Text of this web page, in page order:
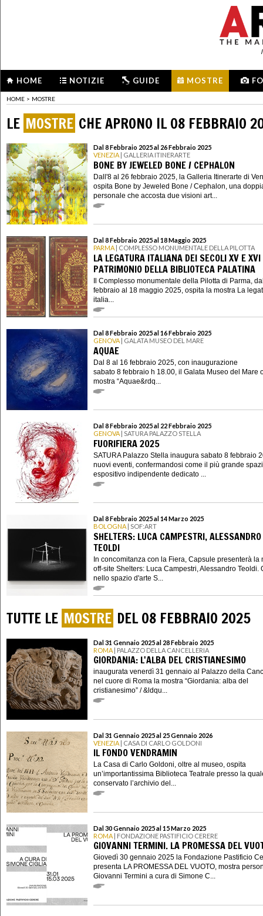
HOME NOTIZIE GUIDE MOSTRE
HOME > MOSTRE
LE MOSTRE CHE APRONO IL 08 FEBBRAIO
Dal 8 Febbraio 2025 al 26 Febbraio 2025
VENEZIA | GALLERIA ITINERARTE
BONE BY JEWELED BONE / CEPHALON
Dall'8 al 26 febbraio 2025, la Galleria Itinerarte di
ospita Bone by Jeweled Bone / Cephalon, una
personale che accosta due visioni art...
Dal 8 Febbraio 2025 al 18 Maggio 2025
PARMA | COMPLESSO MONUMENTALE DELLA PILOTTA
LA LEGATURA ITALIANA DEI SECOLI XV E
PATRIMONIO DELLA BIBLIOTECA PALATINA
Il Complesso monumentale della Pilotta di Parma,
febbraio al 18 maggio 2025, ospita la mostra La
italia...
Dal 8 Febbraio 2025 al 16 Febbraio 2025
GENOVA | GALATA MUSEO DEL MARE
AQUAE
Dal 8 al 16 febbraio 2025, con inaugurazione
sabato 8 febbraio h 18.00, il Galata Museo del Mare
mostra “Aquae&rdq...
Dal 8 Febbraio 2025 al 22 Febbraio 2025
GENOVA | SATURA PALAZZO STELLA
FUORIFIERA 2025
SATURA Palazzo Stella inaugura sabato 8 febbraio
nuovi eventi, confermandosi come il più grande
espositivo indipendente dedicato ...
Dal 8 Febbraio 2025 al 14 Marzo 2025
BOLOGNA | SOF:ART
SHELTERS: LUCA CAMPESTRI, ALESSANDRO
TEOLDI
In concomitanza con la Fiera, Capsule presenterà la
off-site Shelters: Luca Campestri, Alessandro Teoldi.
nello spazio d'arte S...
TUTTE LE MOSTRE DEL 08 FEBBRAIO 2025
Dal 31 Gennaio 2025 al 28 Febbraio 2025
ROMA | PALAZZO DELLA CANCELLERIA
GIORDANIA: L'ALBA DEL CRISTIANESIMO
inaugurata venerdì 31 gennaio al Palazzo della
nel cuore di Roma la mostra “Giordania: alba del
cristianesimo” / &ldqu...
Dal 31 Gennaio 2025 al 25 Gennaio 2026
VENEZIA | CASA DI CARLO GOLDONI
IL FONDO VENDRAMIN
La Casa di Carlo Goldoni, oltre al museo, ospita
un’importantissima Biblioteca Teatrale presso la
conservato l’archivio del...
Dal 30 Gennaio 2025 al 15 Marzo 2025
ROMA | FONDAZIONE PASTIFICIO CERERE
GIOVANNI TERMINI. LA PROMESSA DEL
Giovedì 30 gennaio 2025 la Fondazione Pastificio
presenta LA PROMESSA DEL VUOTO, mostra
Giovanni Termini a cura di Simone C...